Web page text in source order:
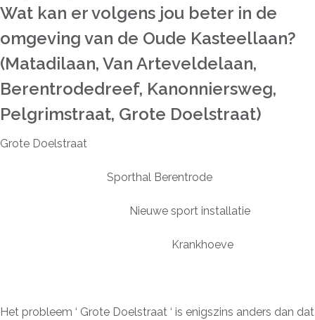
Wat kan er volgens jou beter in de
omgeving van de Oude Kasteellaan?
(Matadilaan, Van Arteveldelaan,
Berentrodedreef, Kanonniersweg,
Pelgrimstraat, Grote Doelstraat)
Grote Doelstraat
Sporthal Berentrode
Nieuwe sport installatie
Krankhoeve
Het probleem ‘ Grote Doelstraat ‘ is enigszins anders dan dat